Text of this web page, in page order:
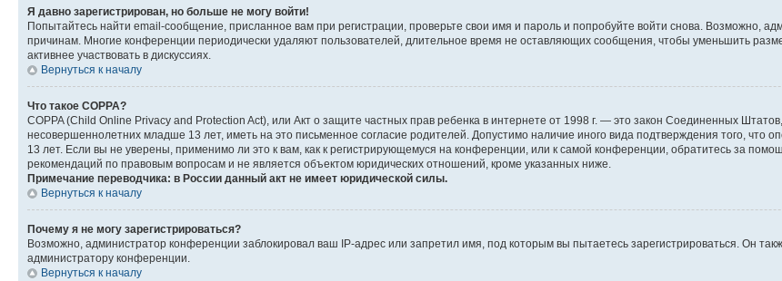
Я давно зарегистрирован, но больше не могу войти!
Попытайтесь найти email-сообщение, присланное вам при регистрации, проверьте свои имя и пароль и попробуйте войти снова. Возможно,
причинам. Многие конференции периодически удаляют пользователей, длительное время не оставляющих сообщения, чтобы уменьшить
активнее участвовать в дискуссиях.
Вернуться к началу
Что такое COPPA?
COPPA (Child Online Privacy and Protection Act), или Акт о защите частных прав ребенка в интернете от 1998 г. — это закон Соединенных
несовершеннолетних младше 13 лет, иметь на это письменное согласие родителей. Допустимо наличие иного вида подтверждения того,
13 лет. Если вы не уверены, применимо ли это к вам, как к регистрирующемуся на конференции, или к самой конференции, обратитесь за
рекомендаций по правовым вопросам и не является объектом юридических отношений, кроме указанных ниже.
Примечание переводчика: в России данный акт не имеет юридической силы.
Вернуться к началу
Почему я не могу зарегистрироваться?
Возможно, администратор конференции заблокировал ваш IP-адрес или запретил имя, под которым вы пытаетесь зарегистрироваться. Он
администратору конференции.
Вернуться к началу